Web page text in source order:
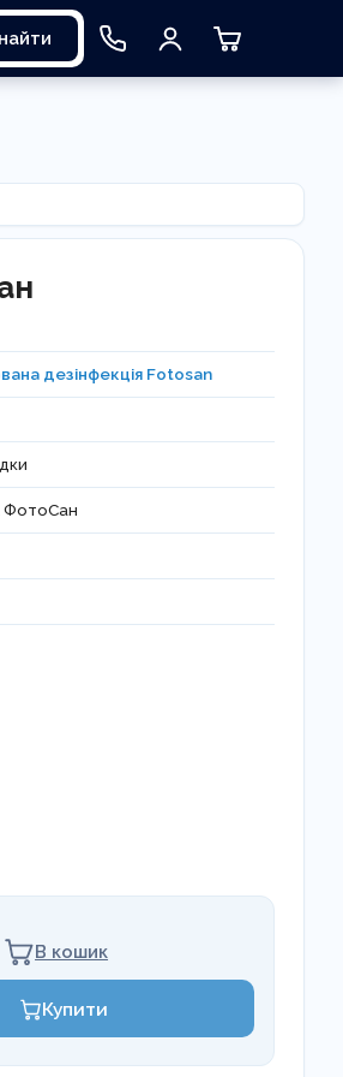
дезінфекція Fotosan
ФотоСан
В кошик
Купити